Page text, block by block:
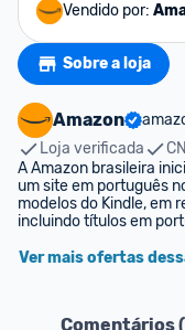
Vendido por:
Sobre a loja
Amazon
Loja verificada
A Amazon brasileira
um site em português
modelos do Kindle, em
incluindo títulos em
Ver mais ofertas
Comentários (